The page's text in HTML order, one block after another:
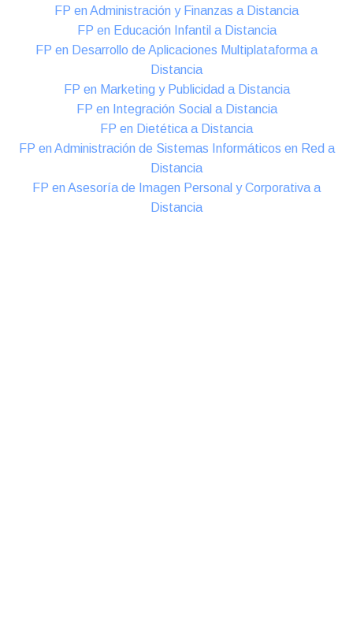
FP en Administración y Finanzas a Distancia
FP en Educación Infantil a Distancia
FP en Desarrollo de Aplicaciones Multiplataforma a
Distancia
FP en Marketing y Publicidad a Distancia
FP en Integración Social a Distancia
FP en Dietética a Distancia
FP en Administración de Sistemas Informáticos en Red a
Distancia
FP en Asesoría de Imagen Personal y Corporativa a
Distancia